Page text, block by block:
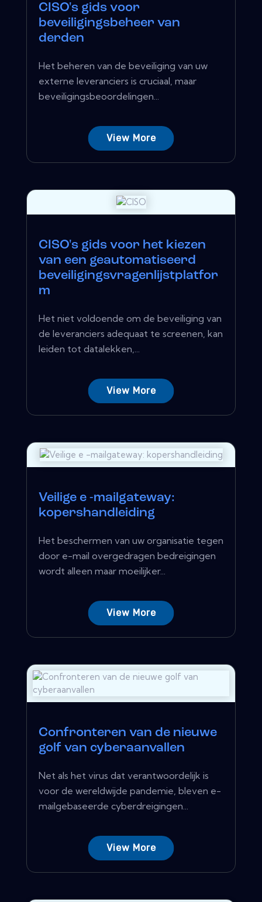
CISO's gids voor
beveiligingsbeheer van
derden
Het beheren van de beveiliging van uw
externe leveranciers is cruciaal, maar
beveiligingsbeoordelingen...
View More
CISO's gids voor het kiezen
van een geautomatiseerd
beveiligingsvragenlijstplatfor
m
Het niet voldoende om de beveiliging van
de leveranciers adequaat te screenen, kan
leiden tot datalekken,...
View More
Veilige e -mailgateway:
kopershandleiding
Het beschermen van uw organisatie tegen
door e-mail overgedragen bedreigingen
wordt alleen maar moeilijker...
View More
Confronteren van de nieuwe
golf van cyberaanvallen
Net als het virus dat verantwoordelijk is
voor de wereldwijde pandemie, bleven e-
mailgebaseerde cyberdreigingen...
View More